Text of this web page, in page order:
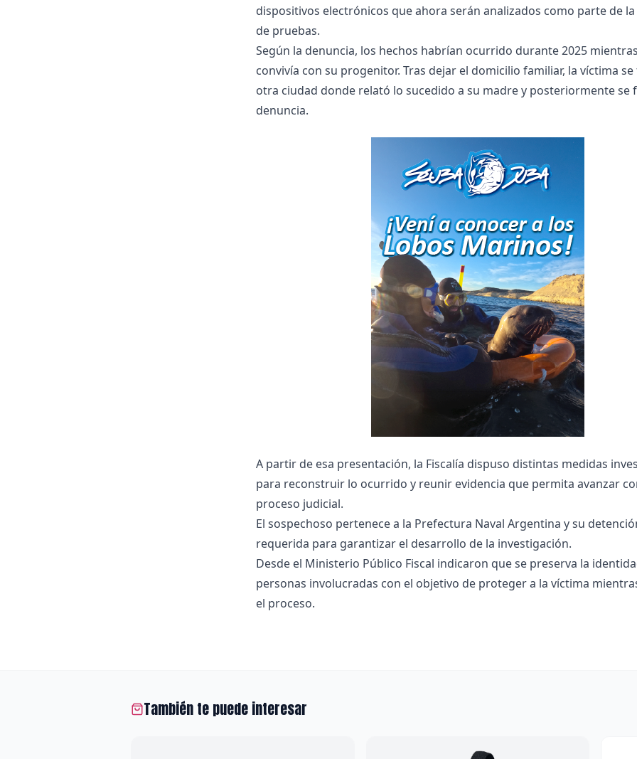
dispositivos electrónicos que ahora serán analizados como parte de
de pruebas.
Según la denuncia, los hechos habrían ocurrido durante 2025
convivía con su progenitor. Tras dejar el domicilio familiar, la víctima
otra ciudad donde relató lo sucedido a su madre y posteriormente se
denuncia.
A partir de esa presentación, la Fiscalía dispuso distintas medidas
para reconstruir lo ocurrido y reunir evidencia que permita avanzar
proceso judicial.
El sospechoso pertenece a la Prefectura Naval Argentina y su
requerida para garantizar el desarrollo de la investigación.
Desde el Ministerio Público Fiscal indicaron que se preserva la
personas involucradas con el objetivo de proteger a la víctima
el proceso.
También te puede interesar